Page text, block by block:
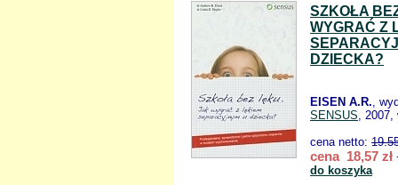
SZKOŁA
WYGRAĆ Z
DZIECKA?
EISEN A.R.,
SENSUS, 2007,
cena netto:
cena 18,57 zł
do koszyka